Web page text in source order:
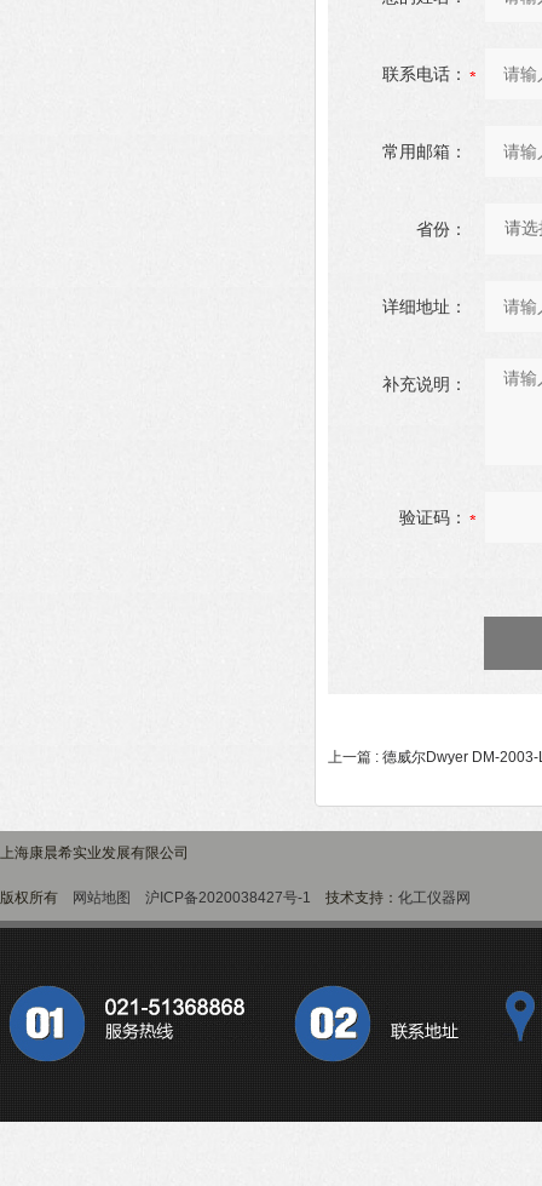
联系电话：
常用邮箱：
省份：
详细地址：
补充说明：
验证码：
上一篇 : 德威尔Dwyer DM-
上海康晨希实业发展有限公司
版权所有 网站地图 沪ICP备2020038427号-1 技术支持： 化工仪器网